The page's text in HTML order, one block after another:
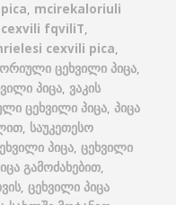
, mcirekaloriuli
fqviliT,
cexvili pica,
ცეხვილი პიცა,
პიცა, ვაკის
ცეხვილი პიცა, პიცა
, საუკეთესო
პიცა, ცეხვილი
გამოძახებით,
, ცეხვილი პიცა